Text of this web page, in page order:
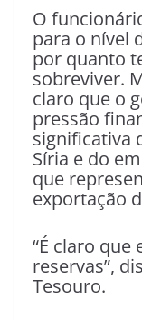
O
para o nível
por quanto
sobreviver.
claro que o
pressão
significativa
Síria e do
que
exportação
“É claro que
reservas”,
Tesouro.